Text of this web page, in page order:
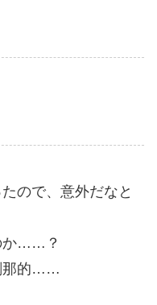
ので、意外だなと
か……？
那的……